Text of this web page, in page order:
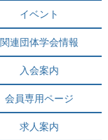
イベント
関連団体学会情報
入会案内
会員専用ページ
求人案内